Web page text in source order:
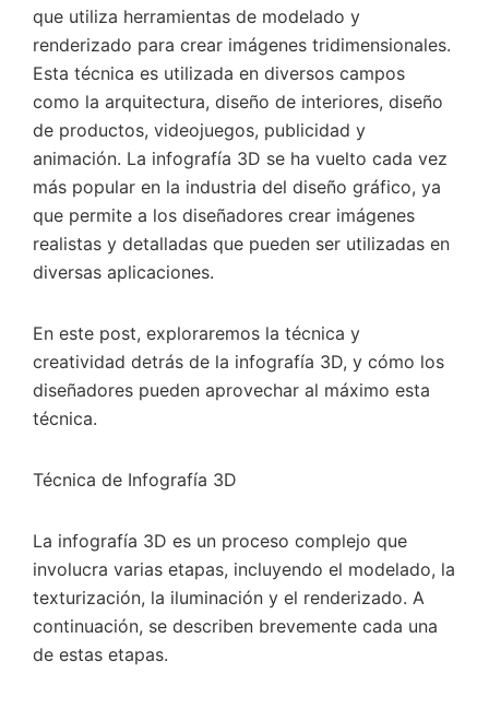
que utiliza herramientas de modelado y
renderizado para crear imágenes tridimensionales.
Esta técnica es utilizada en diversos campos
como la arquitectura, diseño de interiores, diseño
de productos, videojuegos, publicidad y
animación. La infografía 3D se ha vuelto cada vez
más popular en la industria del diseño gráfico, ya
que permite a los diseñadores crear imágenes
realistas y detalladas que pueden ser utilizadas en
diversas aplicaciones.
En este post, exploraremos la técnica y
creatividad detrás de la infografía 3D, y cómo los
diseñadores pueden aprovechar al máximo esta
técnica.
Técnica de Infografía 3D
La infografía 3D es un proceso complejo que
involucra varias etapas, incluyendo el modelado, la
texturización, la iluminación y el renderizado. A
continuación, se describen brevemente cada una
de estas etapas.